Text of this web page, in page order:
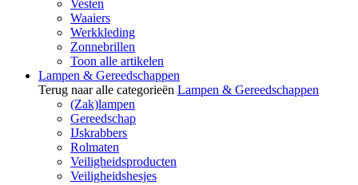
Vesten
Waaiers
Werkkleding
Zonnebrillen
Toon alle artikelen
Lampen & Gereedschappen
Terug naar alle categorieën Lampen & Gereedschappen
(Zak)lampen
Gereedschap
IJskrabbers
Rolmaten
Veiligheidsproducten
Veiligheidshesjes